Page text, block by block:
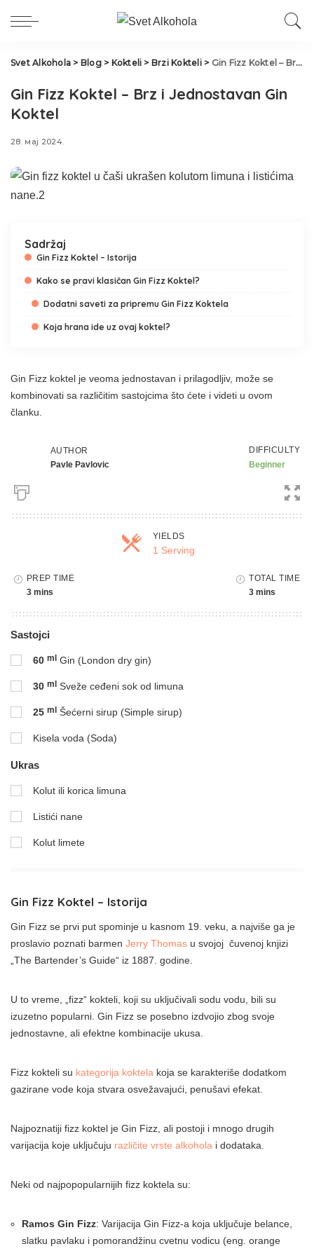
Svet Alkohola > Blog> Kokteli > Brzi Kokteli> Gin Fizz Koktel – Brz i Jednostavan Gin Koktel
Gin Fizz Koktel – Brz i Jednostavan Gin
Koktel
28. мај 2024.
Sadržaj
Gin Fizz Koktel – Istorija
Kako se pravi klasičan Gin Fizz Koktel?
Dodatni saveti za pripremu Gin Fizz Koktela
Koja hrana ide uz ovaj koktel?
Gin Fizz koktel je veoma jednostavan i prilagodljiv, može se
kombinovati sa različitim sastojcima što ćete i videti u ovom
članku.
AUTHOR
Pavle Pavlovic
DIFFICULTY
Beginner
YIELDS
1 Serving
PREP TIME
3 mins
TOTAL TIME
3 mins
Sastojci
60 ml Gin (London dry gin)
30 ml Sveže ceđeni sok od limuna
25 ml Šećerni sirup (Simple sirup)
Kisela voda (Soda)
Ukras
Kolut ili korica limuna
Listići nane
Kolut limete
Gin Fizz Koktel – Istorija
Gin Fizz se prvi put spominje u kasnom 19. veku, a najviše ga je
proslavio poznati barmen Jerry Thomas u svojoj čuvenoj knjizi
„The Bartender’s Guide“ iz 1887. godine.
U to vreme, „fizz“ kokteli, koji su uključivali sodu vodu, bili su
izuzetno popularni. Gin Fizz se posebno izdvojio zbog svoje
jednostavne, ali efektne kombinacije ukusa.
Fizz kokteli su kategorija koktela koja se karakteriše dodatkom
gazirane vode koja stvara osvežavajući, penušavi efekat.
Najpoznatiji fizz koktel je Gin Fizz, ali postoji i mnogo drugih
varijacija koje uključuju različite vrste alkohola i dodataka.
Neki od najpopopularnijih fizz koktela su:
Ramos Gin Fizz: Varijacija Gin Fizz-a koja uključuje belance,
slatku pavlaku i pomorandžinu cvetnu vodicu (eng. orange